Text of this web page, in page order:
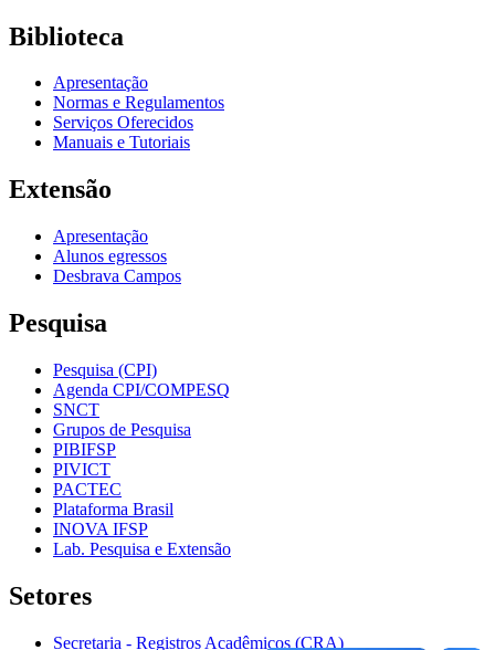
Biblioteca
Apresentação
Normas e Regulamentos
Serviços Oferecidos
Manuais e Tutoriais
Extensão
Apresentação
Alunos egressos
Desbrava Campos
Pesquisa
Pesquisa (CPI)
Agenda CPI/COMPESQ
SNCT
Grupos de Pesquisa
PIBIFSP
PIVICT
PACTEC
Plataforma Brasil
INOVA IFSP
Lab. Pesquisa e Extensão
Setores
Secretaria - Registros Acadêmicos (CRA)